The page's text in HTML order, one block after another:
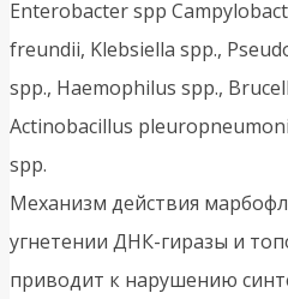
Enterobacter spp
freundii, Klebsiella spp.,
spp., Haemophilus spp.,
Actinobacillus
spp.
Механизм действия
угнетении ДНК-гиразы и
приводит к нарушению